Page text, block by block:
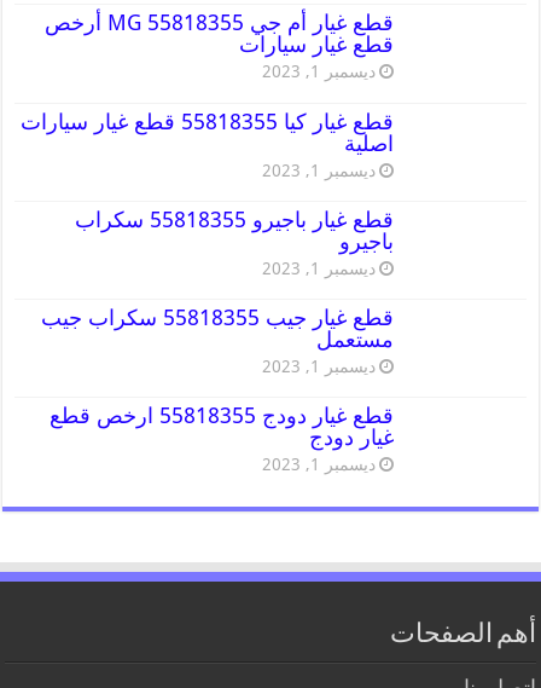
قطع غيار أم جي MG 55818355 أرخص
قطع غيار سيارات
ديسمبر 1, 2023
قطع غيار كيا 55818355 قطع غيار سيارات
اصلية
ديسمبر 1, 2023
قطع غيار باجيرو 55818355 سكراب
باجيرو
ديسمبر 1, 2023
قطع غيار جيب 55818355 سكراب جيب
مستعمل
ديسمبر 1, 2023
قطع غيار دودج 55818355 ارخص قطع
غيار دودج
ديسمبر 1, 2023
أهم الصفحات